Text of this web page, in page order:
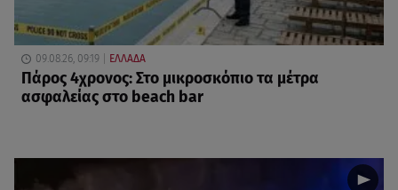
09.08.26, 09:19 ΕΛΛΑΔΑ
Πάρος 4χρονος: Στο μικροσκόπιο τα μέτρα
ασφαλείας στο beach bar